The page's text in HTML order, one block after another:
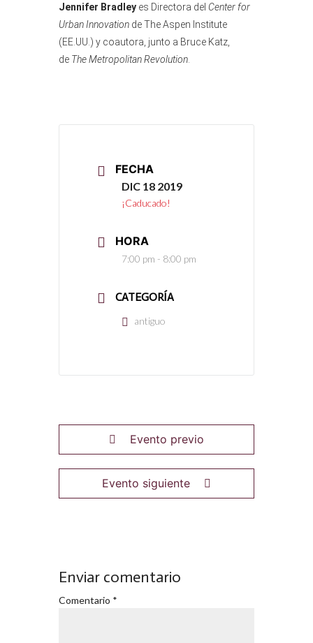
Jennifer Bradley es Directora del Center for
Urban Innovation de The Aspen Institute
(EE.UU.) y coautora, junto a Bruce Katz,
de The Metropolitan Revolution
FECHA
DIC 18 2019
¡Caducado!
HORA
7:00 pm - 8:00 pm
CATEGORÍA
antiguo
Evento previo
Evento siguiente
Enviar comentario
Comentario *